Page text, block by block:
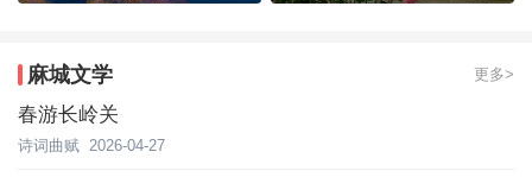
麻城文学 更多>
春游长岭关
诗词曲赋 2026-04-27